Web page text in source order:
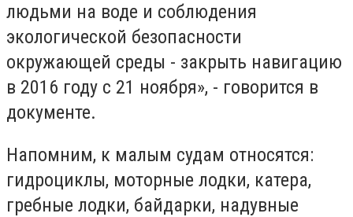
людьми на воде и соблюдения
экологической безопасности
окружающей среды - закрыть навигацию
в 2016 году с 21 ноября», - говорится в
документе.
Напомним, к малым судам относятся:
гидроциклы, моторные лодки, катера,
гребные лодки, байдарки, надувные